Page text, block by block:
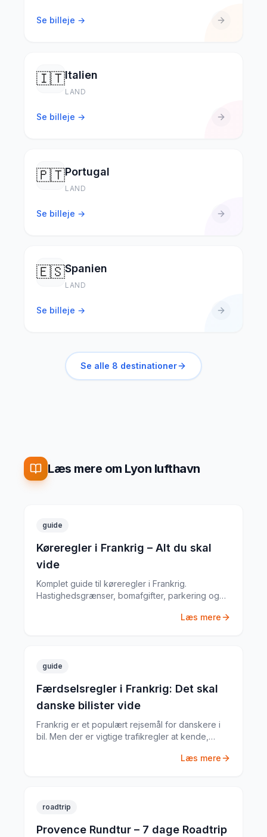
Se billeje →
🇮🇹Italien
LAND
Se billeje →
🇵🇹Portugal
LAND
Se billeje →
🇪🇸Spanien
LAND
Se billeje →
Se alle 8 destinationer
Læs mere om Lyon lufthavn
guide
Køreregler i Frankrig – Alt du skal
vide
Komplet guide til køreregler i Frankrig.
Hastighedsgrænser, bomafgifter, parkering og
Læs mere
guide
Færdselsregler i Frankrig: Det skal
danske bilister vide
Frankrig er et populært rejsemål for danskere i
bil. Men der er vigtige trafikregler at kende,
obligatorisk udstyr – her er din komplette guide.
Læs mere
roadtrip
Provence Rundtur – 7 dage Roadtrip